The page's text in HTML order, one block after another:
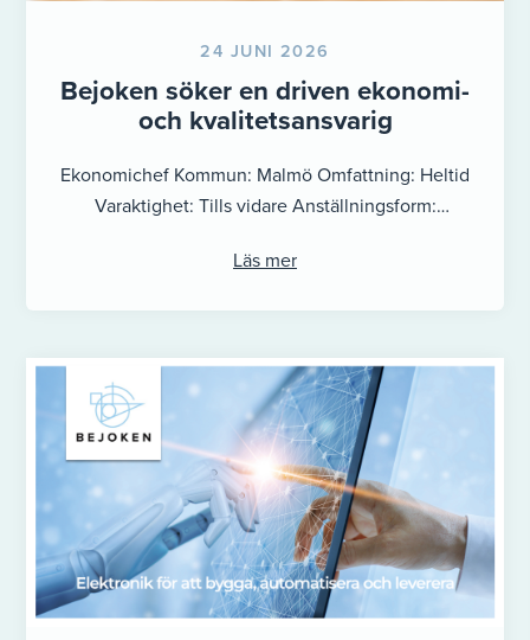
24 JUNI 2026
Bejoken söker en driven ekonomi-
och kvalitetsansvarig
Ekonomichef Kommun: Malmö Omfattning: Heltid
Varaktighet: Tills vidare Anställningsform:
provanställning) Sista ansökningsdag: 09 augusti
Läs mer